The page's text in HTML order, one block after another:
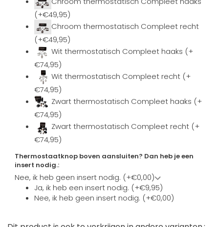
(+€49,95)
Chroom thermostatisch Compleet recht
(+€49,95)
Wit thermostatisch Compleet haaks (+
€74,95)
Wit thermostatisch Compleet recht (+
€74,95)
Zwart thermostatisch Compleet haaks (+
€74,95)
Zwart thermostatisch Compleet recht (+
€74,95)
Thermostaatknop boven aansluiten? Dan heb je een
insert nodig.:
Nee, ik heb geen insert nodig. (+€0,00)
Ja, ik heb een insert nodig. (+€9,95)
Nee, ik heb geen insert nodig. (+€0,00)